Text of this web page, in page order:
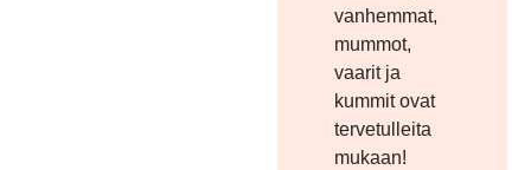
vanhemmat,
mummot,
vaarit ja
kummit ovat
tervetulleita
mukaan!